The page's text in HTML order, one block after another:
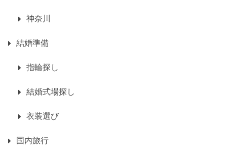
神奈川
結婚準備
指輪探し
結婚式場探し
衣装選び
国内旅行